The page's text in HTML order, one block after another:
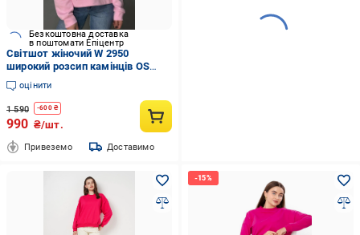
Безкоштовна доставка
в поштомати Епіцентр
Світшот жіночий W 2950
широкий розсип камінців OS
Рожевий (2483)
оцінити
1 590 -600₴
990 ₴/шт.
Привеземо Доставимо